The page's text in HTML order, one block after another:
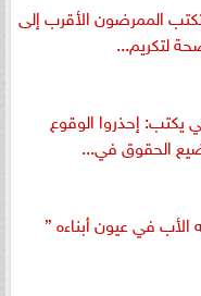
الممرضون الأقرب إلى
لتكريم...
يكتب: إحذروا الوقوع
الحقوق في...
في عيون أبناءه ”